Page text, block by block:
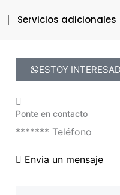
Servicios adicionales
ESTOY
Ponte en contacto
******* Teléfono
Envia un mensaje